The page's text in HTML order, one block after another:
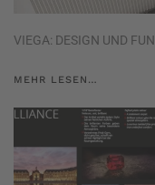
VIEGA: DESIGN UND
MEHR LESEN…